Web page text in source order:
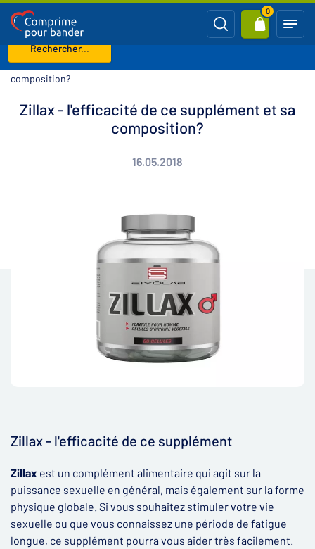
Rechercher...
0
Page d'accueil Blog
composition?
Zillax - l'efficacité de ce supplément et sa
composition?
16.05.2018
Zillax - l'efficacité de ce supplément
Zillax est un complément alimentaire qui agit sur la
puissance sexuelle en général, mais également sur la forme
physique globale. Si vous souhaitez stimuler votre vie
sexuelle ou que vous connaissez une période de fatigue
longue, ce supplément pourra vous aider très facilement.